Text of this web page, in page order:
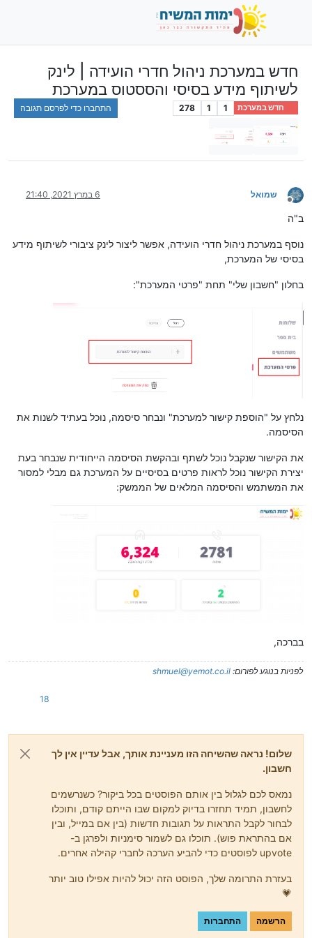
חדש במערכת ניהול חדרי הועידה | לינק
לשיתוף מידע בסיסי והססטוס במערכת
חדש במערכת 1
1
278 התחברו כדי לפרסם תגובה
מנותק
שמואל 6 במרץ 2021, 21:40
ב"ה
נוסף במערכת ניהול חדרי הועידה, אפשר ליצור לינק ציבורי לשיתוף מידע
בסיסי של המערכת,
בחלון "חשבון שלי" תחת "פרטי המערכת":
נלחץ על "הוספת קישור למערכת" ונבחר סיסמה, נוכל בעתיד לשנות את
הסיסמה.
את הקישור שנקבל נוכל לשתף ובהקשת הסיסמה הייחודית שנבחר בעת
יצירת הקישור נוכל לראות פרטים בסיסיים על המערכת גם מבלי למסור
את המשתמש והסיסמה המלאים של הממשק:
בברכה,
לפניות בנוגע לפורום: shmuel@yemot.co.il
18
שלום! נראה שהשיחה הזו מעניינת אותך, אבל עדיין אין לך
חשבון.
נמאס לכם לגלול בין אותם הפוסטים בכל ביקור? כשנרשמים
לחשבון, תמיד תחזרו בדיוק למקום שבו הייתם קודם, ותוכלו
לבחור לקבל התראות על תגובות חדשות (בין אם במייל, ובין
אם בהתראת פוש). תוכלו גם לשמור סימניות ולפרגן ב-
upvote לפוסטים כדי להביע הערכה לחברי קהילה אחרים.
בעזרת התרומה שלך, הפוסט הזה יכול להיות אפילו טוב יותר
💗
הרשמה התחברות